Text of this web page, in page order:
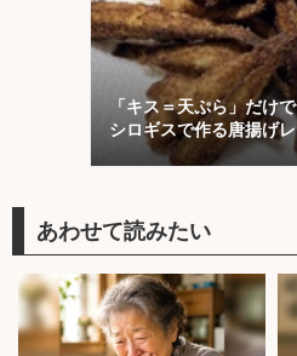
「キス＝天ぷら」だけ
シロギスで作る唐揚げ